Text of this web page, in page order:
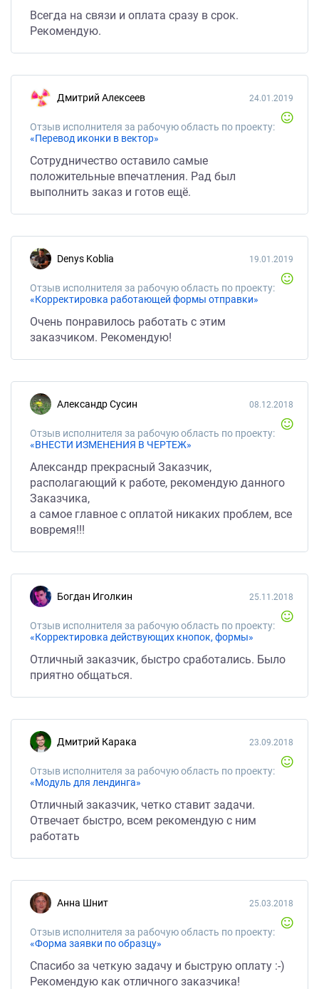
Всегда на связи и оплата сразу в срок.
Рекомендую.
Дмитрий Алексеев
Отзыв исполнителя за рабочую область по проекту:
«Перевод иконки в вектор»
24.01.2019
Сотрудничество оставило самые
положительные впечатления. Рад был
выполнить заказ и готов ещё.
Denys Koblia
Отзыв исполнителя за рабочую область по проекту:
«Корректировка работающей формы отправки»
19.01.2019
Очень понравилось работать с этим
заказчиком. Рекомендую!
Александр Сусин
Отзыв исполнителя за рабочую область по проекту:
«ВНЕСТИ ИЗМЕНЕНИЯ В ЧЕРТЕЖ»
08.12.2018
Александр прекрасный Заказчик,
располагающий к работе, рекомендую данного
Заказчика,
а самое главное с оплатой никаких проблем, все
вовремя!!!
Богдан Иголкин
Отзыв исполнителя за рабочую область по проекту:
«Корректировка действующих кнопок, формы»
25.11.2018
Отличный заказчик, быстро сработались. Было
приятно общаться.
Дмитрий Карака
Отзыв исполнителя за рабочую область по проекту:
«Модуль для лендинга»
23.09.2018
Отличный заказчик, четко ставит задачи.
Отвечает быстро, всем рекомендую с ним
работать
Анна Шнит
Отзыв исполнителя за рабочую область по проекту:
«Форма заявки по образцу»
25.03.2018
Спасибо за четкую задачу и быструю оплату :-)
Рекомендую как отличного заказчика!